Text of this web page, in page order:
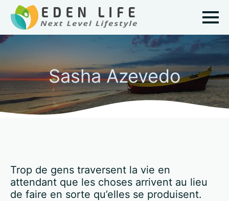
Sasha Azevedo
Trop de gens traversent la vie en
attendant que les choses arrivent au lieu
de faire en sorte qu’elles se produisent.